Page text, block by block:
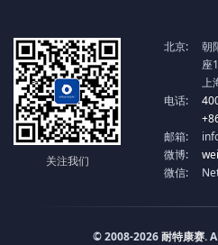
关注我们
北京:
朝
座
上
电话:
邮箱:
微博:
微信:
© 2008-2026耐特康赛.